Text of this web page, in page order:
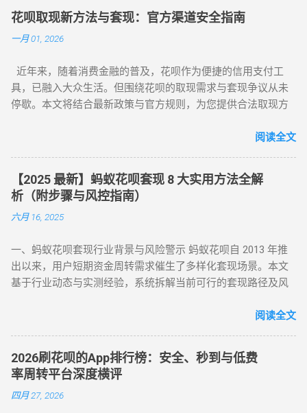
成为用户关注的焦点。本文将针对不同风控等级的花呗账户，
提供系统性的套现解决方案，帮助用户在合规前提下实现额度
变现。如果你正在搜索 “花呗怎么套现” 或 “花呗套现教程”，本
呗：门店扫码套现法，秒到账的快捷操作 对于未触发风控的花
呗账户，最直接的套现方式是通过实体门店完成。 操作步骤如
下： 寻找支持花呗的实体商家 ：如便利店、餐饮店等，确认其
款码，选择花呗支付指定金额。 实时结算 ：商家收到款项后，
扣除手续费将资金转回用户账户。此方法无需复杂流程，资金
秒到账，尤其适合小额至中大额的套现需求，是 “花呗怎么套
现” 最便捷的答案。 二、普通风控账户：线上商城虚拟交易，
绕过限额限制 若花呗账户因使用异常触发普通风控（单笔限额
500-1000 元），可通过线上商城的虚拟交易模式实现套现。 具
风控账户兼容性较高的平台。 创建虚拟订单 ：选购电子卡券、
话费充值等虚拟商品，使用花呗支付。 模拟物流确认 ：商家提
供虚假物流信息后，用户在订单页面点击 “确认收货”。 快速回
法通过模拟真实购物场景，有效规避单笔限额，是 “花呗套现教
程” 中针对普通风控的核心策略。 三、深度风控账户：代付模
式破解，20-100 元也能全额套现 针对仅能支付 20-100 元或完
全无法交易的深度风控账户，代付模式成为终极解决方案。 操
（如小米商城、淘宝天猫），生成代付二维码。 扫码代付 ：用
花呗取现新方法与套现：官方渠道安全指南
一月 01, 2026
近年来，随着消费金融的普及，花呗作为便捷的信用支付工
具，已融入大众生活。但围绕花呗的取现需求与套现争议从未
停歇。本文将结合最新政策与官方规则，为您提供合法取现方
为何限制套现？官方明令禁止的三大原因 花呗自 2015 年上线
景。以下是套现行为被严格限制的核心原因： 法律风险 ：套现
属于非法资金转移行为，涉及虚构交易、虚假退款等操作，可
能触犯《反洗钱法》及金融监管条例。 账户安全 ：第三方套现
平台常伴随信息泄露、诈骗风险，导致用户资金损失或账户被
结、芝麻分下降，甚至影响个人征信记录。 据 2024 年央行数
据显示，因套现被关闭花呗功能的用户同比增长 37%，部分用
户更因违规操作被列入金融机构黑名单。 二、2025 年花呗取现
付宝于近期升级「备用金」功能，实现花呗额度直接取现至银
行卡。具体操作步骤如下： 入口激活 ：打开支付宝 APP → 点
击「我的」→ 进入「花呗」页面，找到「备用金」开通入口。
额度确认 ：备用金额度与花呗可用额度实时同步（部分用户享
额外专享额度），支持最低 1 元起取。 验证流程 ：按提示完成
刷脸认证，确认利率及还款规则。 资金划转 ：输入取现金额
阅读全文
【2025 最新】蚂蚁花呗套现 8 大实用方法全解
析（附步骤与风控指南）
六月 16, 2025
一、蚂蚁花呗套现行业背景与风险警示 蚂蚁花呗自 2013 年推
出以来，用户短期资金周转需求催生了多样化套现场景。本文
基于行业动态与实测经验，系统拆解当前可行的套现路径及风
行为存在账户限制风险，需谨慎评估 ）。 二、2025 年花呗套
型 —— 小额应急首选 方法 1：可信商家扫码套现 操作流程 ：
通过资质认证平台获取实名商家收款码（需查验营业执照）；
花呗支付后，商家扣除 8%-15% 手续费实时返现至支付宝 / 微
信。 优势 ：10 分钟极速到账，操作极简 劣势 ：手续费偏高，
阅读全文
2026刷花呗的App排行榜：安全、秒到与低费
率周转平台深度横评
四月 27, 2026